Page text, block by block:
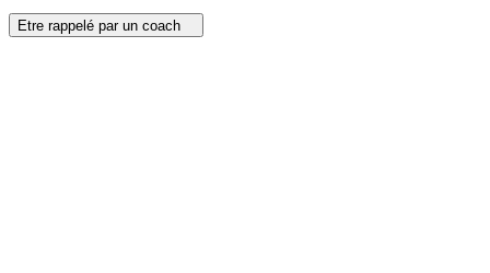
Etre rappelé par un coach